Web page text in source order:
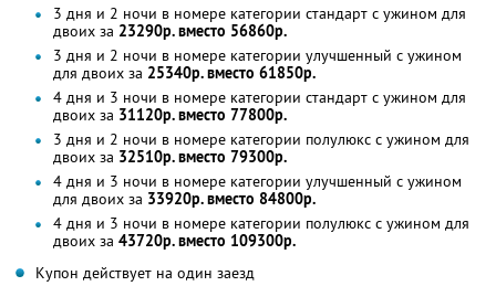
3 дня и 2 ночи в номере категории стандарт с ужином для
двоих за 23290р. вместо 56860р.
3 дня и 2 ночи в номере категории улучшенный с ужином
для двоих за 25340р. вместо 61850р.
4 дня и 3 ночи в номере категории стандарт с ужином для
двоих за 31120р. вместо 77800р.
3 дня и 2 ночи в номере категории полулюкс с ужином для
двоих за 32510р. вместо 79300р.
4 дня и 3 ночи в номере категории улучшенный с ужином
для двоих за 33920р. вместо 84800р.
4 дня и 3 ночи в номере категории полулюкс с ужином для
двоих за 43720р. вместо 109300р.
Купон действует на один заезд